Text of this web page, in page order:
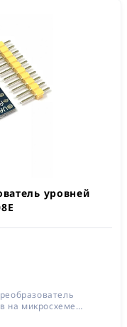
уровней
на микросхеме